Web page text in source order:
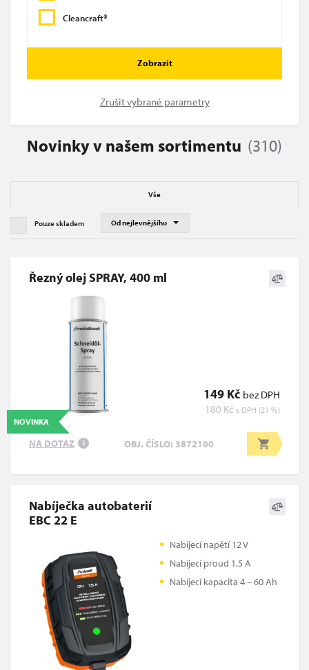
Cleancraft®
Zobrazit
Zrušit vybrané parametry
Novinky v našem sortimentu (310)
Vše
Pouze skladem
Řezný olej SPRAY, 400 ml
149 Kč bez DPH
180 Kč s DPH (21 %)
NOVINKA
NA DOTAZ i OBJ. ČÍSLO: 3872100
Nabíječka autobaterií
EBC 22 E
Nabíjecí napětí 12 V
Nabíjecí proud 1,5 A
Nabíjecí kapacita 4 – 60 Ah